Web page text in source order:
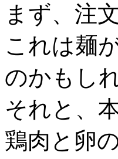
まず、注
これは麺
のかもし
それと、
鶏肉と卵